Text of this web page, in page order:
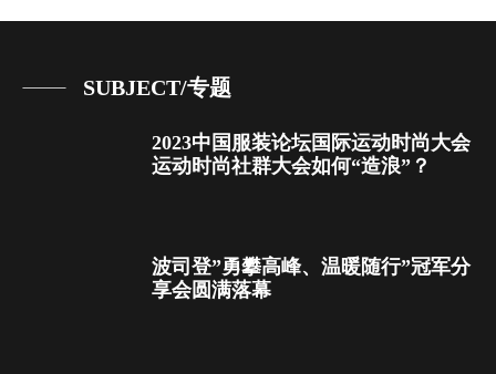
SUBJECT/专题
2023中国服装论坛国际运动时尚大会
运动时尚社群大会如何“造浪”？
波司登”勇攀高峰、温暖随行”冠军分
享会圆满落幕